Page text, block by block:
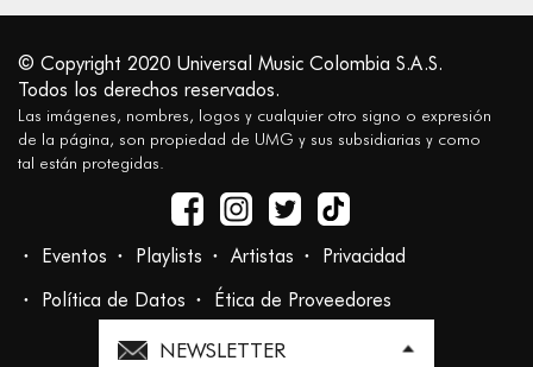
NEWSLETTER
© Copyright 2020 Universal Music Colombia S.A.S.
Todos los derechos reservados.
Las imágenes, nombres, logos y cualquier otro signo o expresión
de la página, son propiedad de UMG y sus subsidiarias y como
tal están protegidas.
Eventos Playlists Artistas
Privacidad
Política de Datos
Ética de Proveedores